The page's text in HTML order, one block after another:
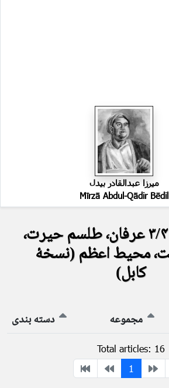
میرزا عبدالقادر بیدل
Mīrzā Abdul-Qādir Bēdil
کلیات بیدل ۳/۴ عرفان٬ طلسم حیرت٬
طور معرفت٬ محیط اعظم (نسخهٔ
کابل)
مجموعه دسته بندی
Total articles: 16
1